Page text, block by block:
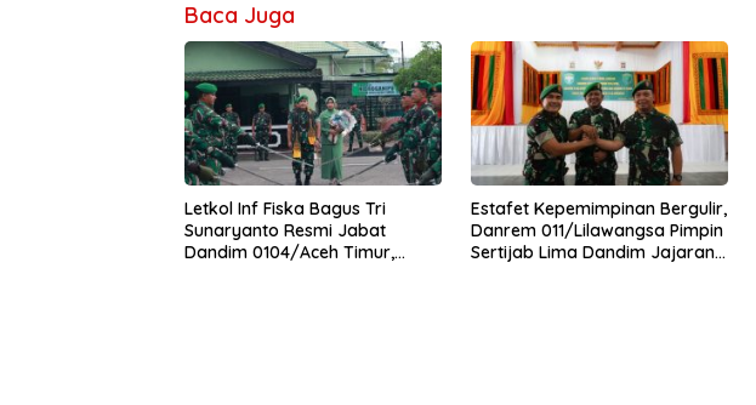
Baca Juga
Letkol Inf Fiska Bagus Tri
Sunaryanto Resmi Jabat
Dandim 0104/Aceh Timur,
Estafet Kepemimpinan Bergulir,
Danrem 011/Lilawangsa Pimpin
Sertijab Lima Dandim Jajaran